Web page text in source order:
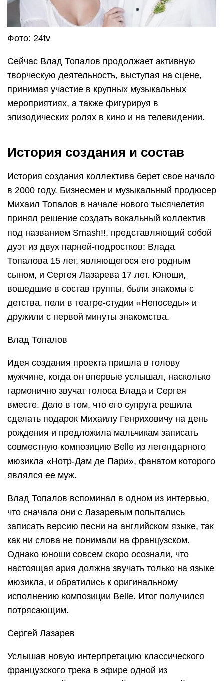
Фото: 24tv
Сейчас Влад Топалов продолжает активную
творческую деятельность, выступая на сцене,
принимая участие в крупных музыкальных
мероприятиях, а также фигурируя в
эпизодических ролях в кино и на телевидении.
История создания и состав
История создания коллектива берет свое начало
в 2000 году. Бизнесмен и музыкальный продюсер
Михаил Топалов в начале нового тысячелетия
принял решение создать вокальный коллектив
под названием Smash!!, представляющий собой
дуэт из двух парней-подростков: Влада
Топалова 15 лет, являющегося его родным
сыном, и Сергея Лазарева 17 лет. Юноши,
вошедшие в состав группы, были знакомы с
детства, пели в театре-студии «Непоседы» и
дружили с первой минуты знакомства.
Влад Топалов
Идея создания проекта пришла в голову
мужчине, когда он впервые услышал, насколько
гармонично звучат голоса Влада и Сергея
вместе. Дело в том, что его супруга решила
сделать подарок Михаилу Генриховичу на день
рождения и предложила мальчикам записать
совместную композицию Belle из легендарного
мюзикла «Нотр-Дам де Пари», фанатом которого
являлся ее муж.
Влад Топалов вспоминал в одном из интервью,
что сначала они с Лазаревым попытались
записать версию песни на английском языке, так
как ни слова не понимали на французском.
Однако юноши совсем скоро осознали, что
настоящая ария должна звучать только на языке
мюзикла, и обратились к оригинальному
исполнению композиции Belle. Итог получился
потрясающим.
Сергей Лазарев
Услышав новую интерпретацию классического
французского трека в эфире одной из